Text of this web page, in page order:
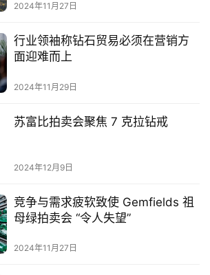
2024年11月27日
行业领袖称钻石贸易必须在营销方
面迎难而上
2024年11月29日
苏富比拍卖会聚焦 7 克拉钻戒
2024年12月9日
竞争与需求疲软致使 Gemfields 祖
母绿拍卖会 “令人失望”
2024年11月27日